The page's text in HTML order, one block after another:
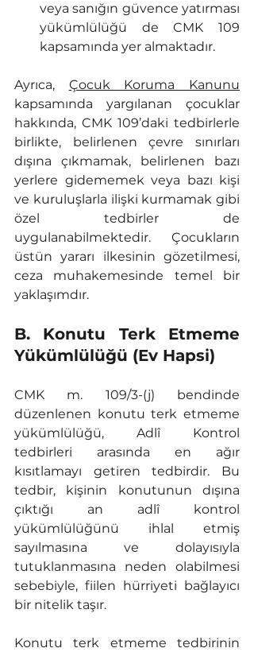
veya sanığın güvence yatırması
yükümlülüğü de CMK 109
kapsamında yer almaktadır.
Ayrıca, Çocuk Koruma Kanunu
kapsamında yargılanan çocuklar
hakkında, CMK 109’daki tedbirlerle
birlikte, belirlenen çevre sınırları
dışına çıkmamak, belirlenen bazı
yerlere gidememek veya bazı kişi
ve kuruluşlarla ilişki kurmamak gibi
özel tedbirler de
uygulanabilmektedir. Çocukların
üstün yararı ilkesinin gözetilmesi,
ceza muhakemesinde temel bir
yaklaşımdır.
B. Konutu Terk Etmeme
Yükümlülüğü (Ev Hapsi)
CMK m. 109/3-(j) bendinde
düzenlenen konutu terk etmeme
yükümlülüğü, Adlî Kontrol
tedbirleri arasında en ağır
kısıtlamayı getiren tedbirdir. Bu
tedbir, kişinin konutunun dışına
çıktığı an adlî kontrol
yükümlülüğünü ihlal etmiş
sayılmasına ve dolayısıyla
tutuklanmasına neden olabilmesi
sebebiyle, fiilen hürriyeti bağlayıcı
bir nitelik taşır.
Konutu terk etmeme tedbirinin